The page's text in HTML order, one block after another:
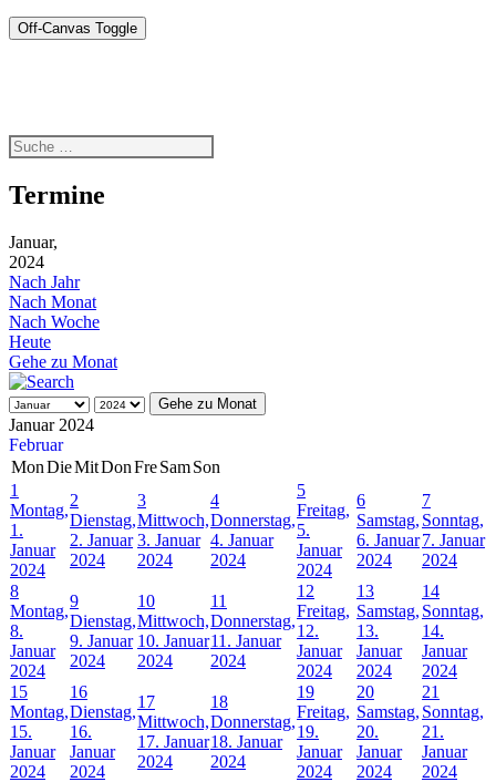
Off-Canvas Toggle
Termine
Januar,
2024
Nach Jahr
Nach Monat
Nach Woche
Heute
Gehe zu Monat
Gehe zu Monat
Januar 2024
Februar
MonDieMitDonFreSamSon
1
Montag,
1.
Januar
2024
2
Dienstag,
2. Januar
2024
3
Mittwoch,
3. Januar
2024
4
Donnerstag,
4. Januar
2024
5
Freitag,
5.
Januar
2024
6
Samstag,
6. Januar
2024
7
Sonntag,
7. Januar
2024
8
Montag,
8.
Januar
2024
9
Dienstag,
9. Januar
2024
10
Mittwoch,
10. Januar
2024
11
Donnerstag,
11. Januar
2024
12
Freitag,
12.
Januar
2024
13
Samstag,
13.
Januar
2024
14
Sonntag,
14.
Januar
2024
15
Montag,
15.
Januar
2024
16
Dienstag,
16.
Januar
2024
17
Mittwoch,
17. Januar
2024
18
Donnerstag,
18. Januar
2024
19
Freitag,
19.
Januar
2024
20
Samstag,
20.
Januar
2024
21
Sonntag,
21.
Januar
2024